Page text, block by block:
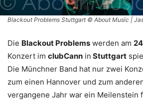
Blackout Problems Stuttgart © About Musïc |
Die Blackout Problems werden am
Konzert im clubCann in Stuttgart
Die Münchner Band hat nur zwei
zum einen Hannover und zum
vergangene Jahr war ein Meilenstein